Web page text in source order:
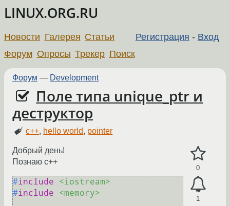
LINUX.ORG.RU
Регистрация - Вход
Новости Галерея Статьи
Форум Опросы Трекер Поиск
Форум — Development
Поле типа unique_ptr и
деструктор
c++, hello world, pointer
0
1
Добрый день!
Познаю c++
#include
<iostream>
#include <memory>